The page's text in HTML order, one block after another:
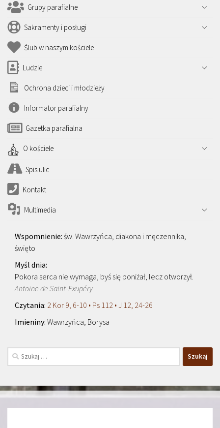
Grupy parafialne
Sakramenty i posługi
Ślub w naszym kościele
Ludzie
Ochrona dzieci i młodzieży
Informator parafialny
Gazetka parafialna
O kościele
Spis ulic
Kontakt
Multimedia
św. Wawrzyńca, diakona i męczennika,
święto
Pokora serca nie wymaga, byś się poniżał, lecz otworzył.
Antoine de Saint-Exupéry
2 Kor 9, 6-10 • Ps 112 • J 12, 24-26
Wawrzyńca, Borysa
Szukaj: